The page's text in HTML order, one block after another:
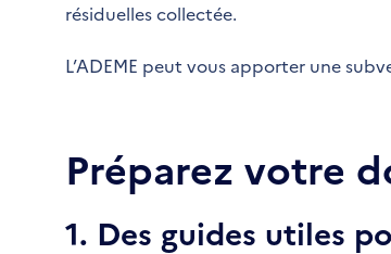
résiduelles collectée.
L’ADEME peut vous apporter une
Préparez votre
1. Des guides utiles